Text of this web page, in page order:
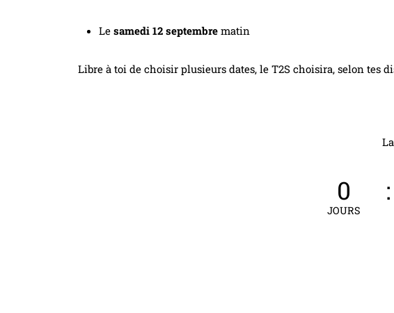
Le samedi 12 septembre matin
Libre à toi de choisir plusieurs dates, le T2S choisira, selon tes
0
JOURS
: